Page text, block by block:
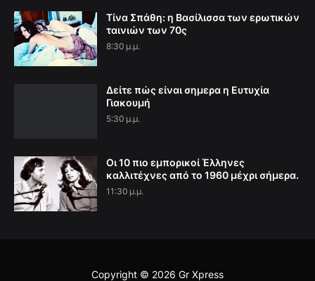
Τίνα Σπάθη: η Βασίλισσα των ερωτικών
ταινιών των 70ς
8:30 μ.μ.
Δείτε πώς είναι σημερα η Ευτυχία
Γιακουμή
5:30 μ.μ.
Οι 10 πιο εμπορικοί Έλληνες
καλλιτέχνες από το 1960 μέχρι σήμερα.
11:30 μ.μ.
Copyright © 2026 Gr Xpress